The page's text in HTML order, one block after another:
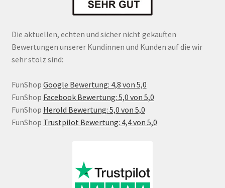
Die aktuellen, echten und sicher nicht gekauften
Bewertungen unserer Kundinnen und Kunden auf die wir
sehr stolz sind:
FunShop Google Bewertung: 4,8 von 5,0
FunShop Facebook Bewertung: 5,0 von 5,0
FunShop Herold Bewertung: 5,0 von 5,0
FunShop Trustpilot Bewertung: 4,4 von 5,0